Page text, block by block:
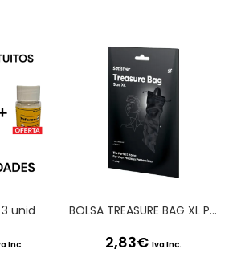
3 unid
Inc.
BOLSA TREASURE BAG XL PRETA SATISFYER
2,83€ Iva Inc.